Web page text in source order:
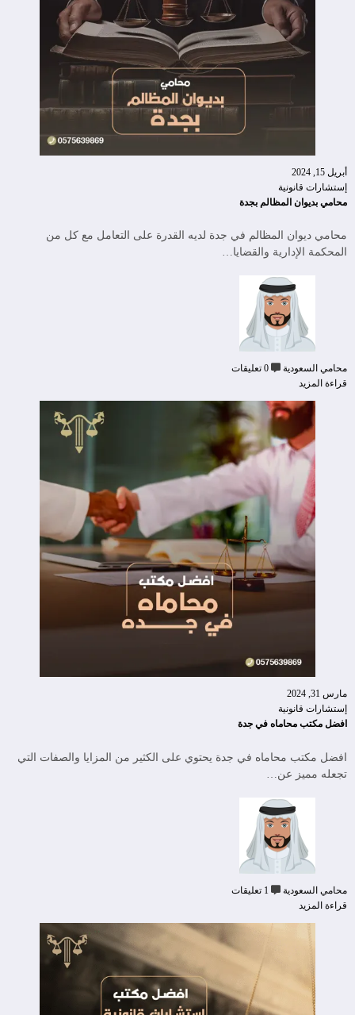
أبريل 15, 2024
إستشارات قانونية
محامي بديوان المظالم بجدة
محامي ديوان المظالم في جدة لديه القدرة على التعامل مع كل من
المحكمة الإدارية والقضايا…
محامي السعودية
0 تعليقات
قراءة المزيد
مارس 31, 2024
إستشارات قانونية
افضل مكتب محاماه في جدة
افضل مكتب محاماه في جدة يحتوي على الكثير من المزايا والصفات التي
تجعله مميز عن…
محامي السعودية
1 تعليقات
قراءة المزيد